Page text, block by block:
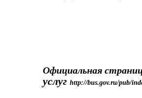
Официальная
услуг http://bus.gov.ru/pub/